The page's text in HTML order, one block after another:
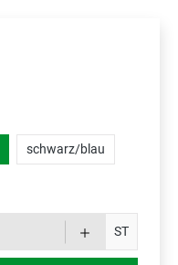
schwarz/blau
ST